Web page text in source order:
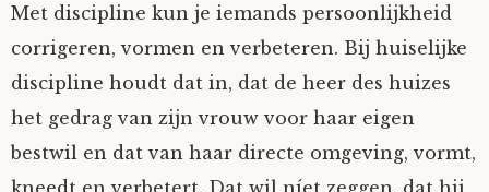
Met discipline kun je iemands persoonlijkheid
corrigeren, vormen en verbeteren. Bij huiselijke
discipline houdt dat in, dat de heer des huizes
het gedrag van zijn vrouw voor haar eigen
bestwil en dat van haar directe omgeving, vormt,
kneedt en verbetert. Dat wil níet zeggen, dat hij